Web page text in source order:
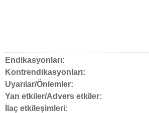
Endikasyonları:
Kontrendikasyonları:
Uyarılar/Önlemler:
Yan etkiler/Advers etkiler:
İlaç etkileşimleri: